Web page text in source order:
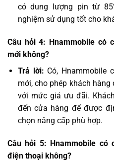
có dung lượng pin từ
nghiệm sử dụng tốt cho
Câu hỏi 4: Hnammobile có
mới không?
Trả lời: Có, Hnammobile
mới, cho phép khách
với mức giá ưu đãi.
đến cửa hàng để được
chọn nâng cấp phù hợp.
Câu hỏi 5: Hnammobile có
điện thoại không?